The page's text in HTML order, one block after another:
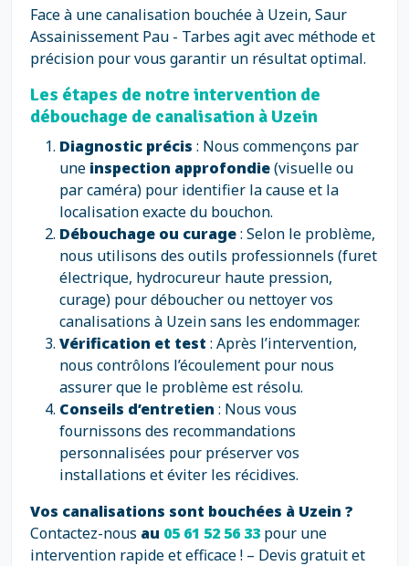
Face à une canalisation bouchée à Uzein, Saur
Assainissement Pau - Tarbes agit avec méthode et
précision pour vous garantir un résultat optimal.
Les étapes de notre intervention de
débouchage de canalisation à Uzein
Diagnostic précis : Nous commençons par
une inspection approfondie(visuelle ou
par caméra) pour identifier la cause et la
localisation exacte du bouchon.
Débouchage ou curage: Selon le problème,
nous utilisons des outils professionnels (furet
électrique, hydrocureur haute pression,
curage) pour déboucher ou nettoyer vos
canalisations à Uzein sans les endommager.
Vérification et test : Après l’intervention,
nous contrôlons l’écoulement pour nous
assurer que le problème est résolu.
Conseils d’entretien : Nous vous
fournissons des recommandations
personnalisées pour préserver vos
installations et éviter les récidives.
Vos canalisations sont bouchées à Uzein ?
Contactez-nous au 05 61 52 56 33 pour une
intervention rapide et efficace ! – Devis gratuit et